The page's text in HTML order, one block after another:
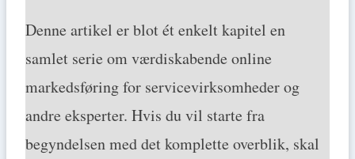
Denne artikel er blot ét enkelt kapitel en
samlet serie om værdiskabende online
markedsføring for servicevirksomheder og
andre eksperter. Hvis du vil starte fra
begyndelsen med det komplette overblik, skal